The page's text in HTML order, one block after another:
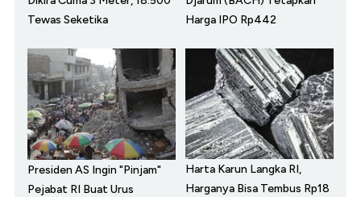
Tewas Seketika
Harga IPO Rp442
Presiden AS Ingin "Pinjam"
Pejabat RI Buat Urus
Harta Karun Langka RI,
Harganya Bisa Tembus Rp18